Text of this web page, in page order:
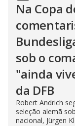
Na Copa
sob o
"ainda
da DFB
Robert Andrich
seleção alemã
nacional, Jürgen